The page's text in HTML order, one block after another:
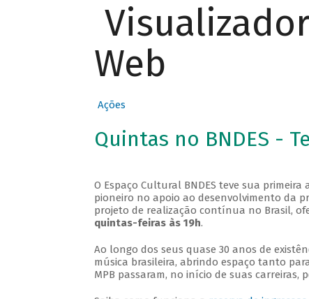
Web
Ações
Quintas no BNDES -
O Espaço Cultural BNDES teve sua
pioneiro no apoio ao desenvolvimento da
projeto de realização contínua no Brasil,
quintas-feiras às 19h.
Ao longo dos seus quase 30 anos de
música brasileira, abrindo espaço tanto
MPB passaram, no início de suas carreiras,